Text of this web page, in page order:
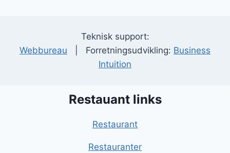
Teknisk support:
Webbureau | Forretningsudvikling: Business
Intuition
Restauant links
Restaurant
Restauranter